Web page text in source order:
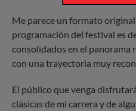
Me parece un formato
programación del festival es
consolidados en el panorama
con una trayectoria muy
El público que venga
clásicas de mi carrera y de